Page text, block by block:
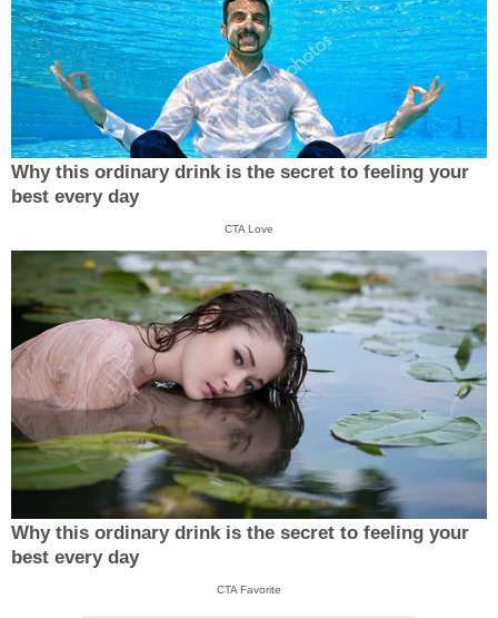
Why this ordinary drink is the secret to feeling your
best every day
CTA Love
Why this ordinary drink is the secret to feeling your
best every day
CTA Favorite